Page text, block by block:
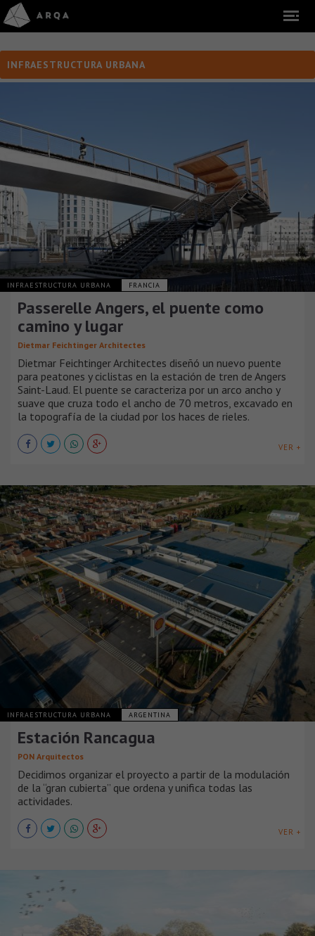
INFRAESTRUCTURA URBANA
INFRAESTRUCTURA URBANA FRANCIA
Passerelle Angers, el puente como
camino y lugar
Dietmar Feichtinger Architectes
Dietmar Feichtinger Architectes diseñó un nuevo puente
para peatones y ciclistas en la estación de tren de Angers
Saint-Laud. El puente se caracteriza por un arco ancho y
suave que cruza todo el ancho de 70 metros, excavado en
la topografía de la ciudad por los haces de rieles.
VER +
INFRAESTRUCTURA URBANA ARGENTINA
Estación Rancagua
PON Arquitectos
Decidimos organizar el proyecto a partir de la modulación
de la “gran cubierta” que ordena y unifica todas las
actividades.
VER +